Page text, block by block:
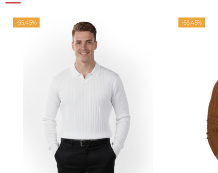
-55,45% -55,45%